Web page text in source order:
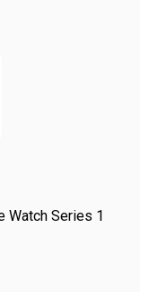
Watch Series 1